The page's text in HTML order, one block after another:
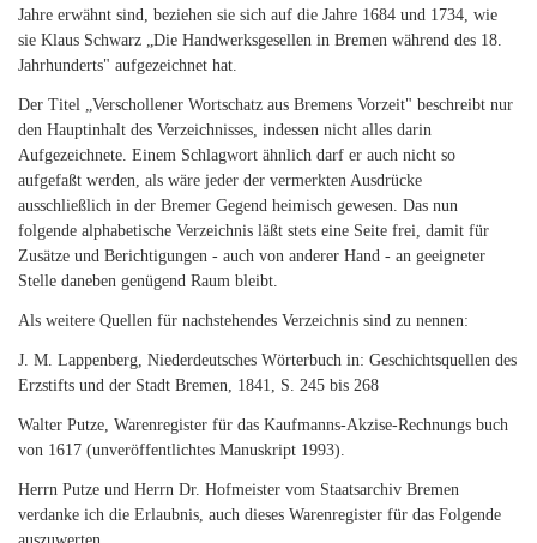
Jahre erwähnt sind, beziehen sie sich auf die Jahre 1684 und 1734, wie
sie Klaus Schwarz „Die Handwerksgesellen in Bremen während des 18.
Jahrhunderts" aufgezeichnet hat.
Der Titel „Verschollener Wortschatz aus Bremens Vorzeit" beschreibt nur
den Hauptinhalt des Verzeichnisses, indessen nicht alles darin
Aufgezeichnete. Einem Schlagwort ähnlich darf er auch nicht so
aufgefaßt werden, als wäre jeder der vermerkten Ausdrücke
ausschließlich in der Bremer Gegend heimisch gewesen. Das nun
folgende alphabetische Verzeichnis läßt stets eine Seite frei, damit für
Zusätze und Berichtigungen - auch von anderer Hand - an geeigneter
Stelle daneben genügend Raum bleibt.
Als weitere Quellen für nachstehendes Verzeichnis sind zu nennen:
J. M. Lappenberg, Niederdeutsches Wörterbuch in: Geschichtsquellen des
Erzstifts und der Stadt Bremen, 1841, S. 245 bis 268
Walter Putze, Warenregister für das Kaufmanns-Akzise-Rechnungs buch
von 1617 (unveröffentlichtes Manuskript 1993).
Herrn Putze und Herrn Dr. Hofmeister vom Staatsarchiv Bremen
verdanke ich die Erlaubnis, auch dieses Warenregister für das Folgende